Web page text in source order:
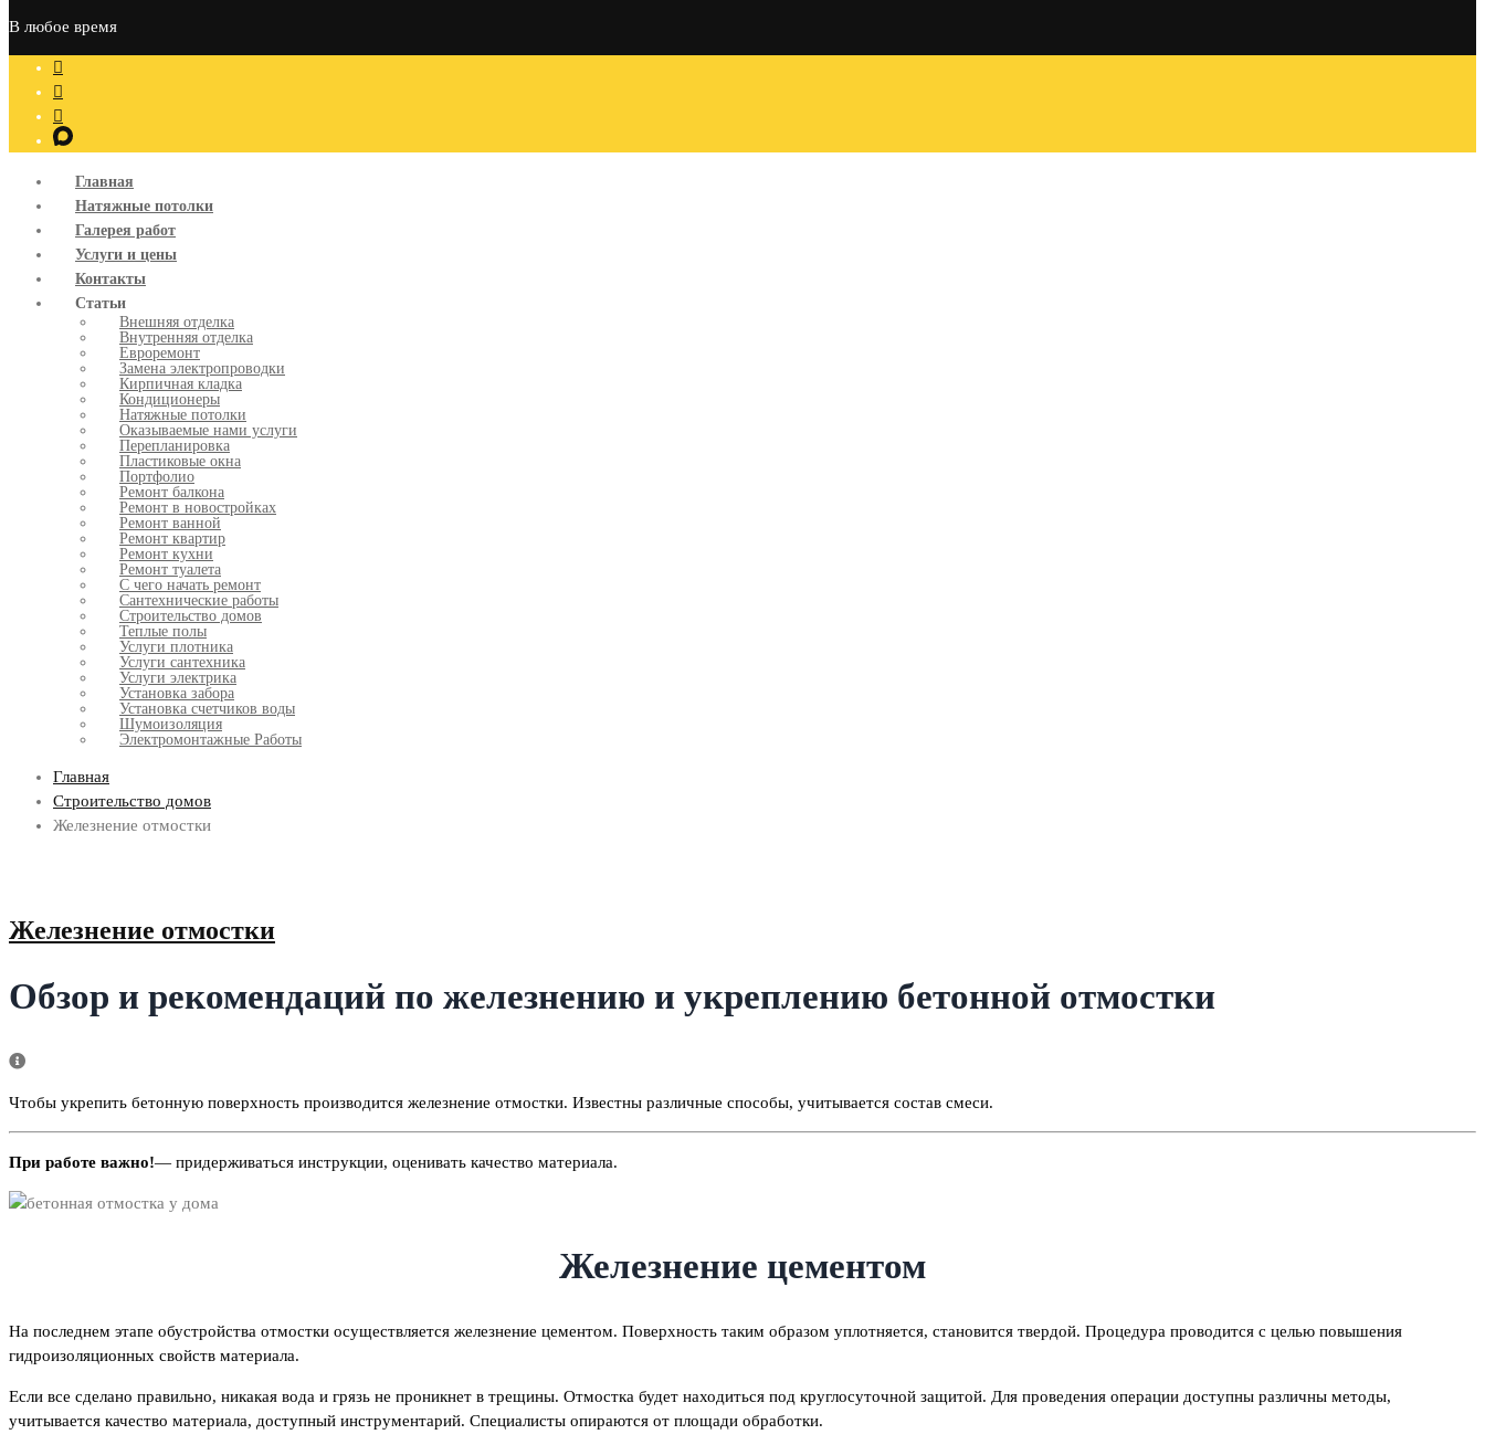
В любое время
Главная
Натяжные потолки
Галерея работ
Услуги и цены
Контакты
Статьи
Внешняя отделка
Внутренняя отделка
Евроремонт
Замена электропроводки
Кирпичная кладка
Кондиционеры
Натяжные потолки
Оказываемые нами услуги
Перепланировка
Пластиковые окна
Портфолио
Ремонт балкона
Ремонт в новостройках
Ремонт ванной
Ремонт квартир
Ремонт кухни
Ремонт туалета
С чего начать ремонт
Сантехнические работы
Строительство домов
Теплые полы
Услуги плотника
Услуги сантехника
Услуги электрика
Установка забора
Установка счетчиков воды
Шумоизоляция
Электромонтажные Работы
Главная
Строительство домов
Железнение отмостки
Железнение отмостки
Обзор и рекомендаций по железнению и укреплению бетонной отмостки
Чтобы укрепить бетонную поверхность производится железнение отмостки. Известны различные способы, учитывается состав смеси.
При работе важно!— придерживаться инструкции, оценивать качество материала.
Железнение цементом
На последнем этапе обустройства отмостки осуществляется железнение цементом. Поверхность таким образом уплотняется, становится твердой. Процедура проводится с целью повышения
гидроизоляционных свойств материала.
Если все сделано правильно, никакая вода и грязь не проникнет в трещины. Отмостка будет находиться под круглосуточной защитой. Для проведения операции доступны различны методы,
учитывается качество материала, доступный инструментарий. Специалисты опираются от площади обработки.